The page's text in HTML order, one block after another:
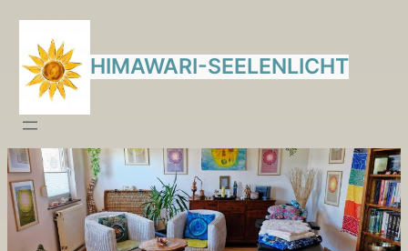
Zum
Inhalt
springen
HIMAWARI-SEELENLICHT